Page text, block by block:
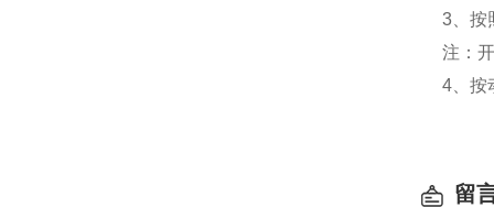
3、按
注：
4、按
留